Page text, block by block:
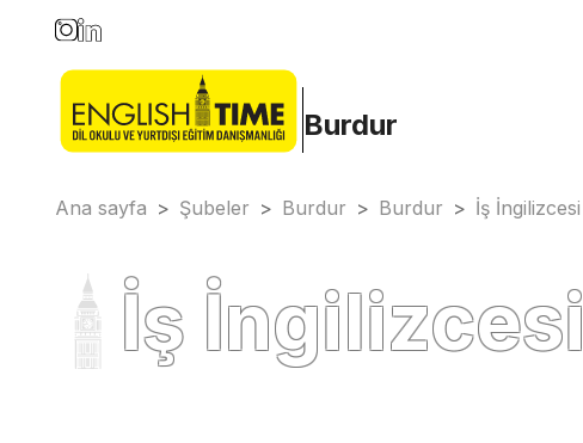
Burdur
Ana sayfa > Şubeler > Burdur > Burdur > İş İngilizcesi
İş İngilizcesi